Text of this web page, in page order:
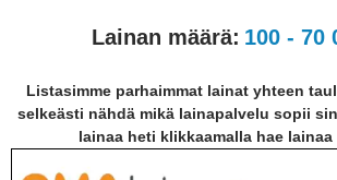
Lainan määrä: 100 - 70
Listasimme parhaimmat lainat yhteen
selkeästi nähdä mikä lainapalvelu sopii
lainaa heti klikkaamalla hae